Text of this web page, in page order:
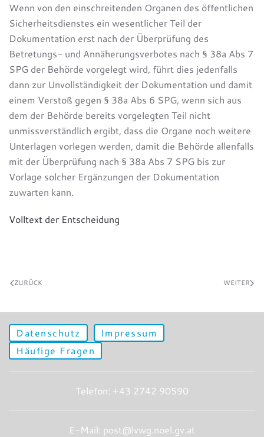
Wenn von den einschreitenden Organen des öffentlichen
Sicherheitsdienstes ein wesentlicher Teil der
Dokumentation erst nach der Überprüfung des
Betretungs- und Annäherungsverbotes nach § 38a Abs 7
SPG der Behörde vorgelegt wird, führt dies jedenfalls
dann zur Unvollständigkeit der Dokumentation und damit
einem Verstoß gegen § 38a Abs 6 SPG, wenn sich aus
dem der Behörde bereits vorgelegten Teil nicht
unmissverständlich ergibt, dass die Organe noch weitere
Unterlagen vorlegen werden, damit die Behörde allenfalls
mit der Überprüfung nach § 38a Abs 7 SPG bis zur
Vorlage solcher Ergänzungen der Dokumentation
zuwarten kann.
Volltext der Entscheidung
ZURÜCK WEITER
Datenschutz
Impressum
Häufige Fragen
Telefon: +43 2742 90590
E-Mail: post@lvwg.noel.gv.at